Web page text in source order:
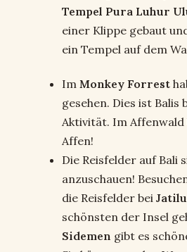
Tempel Pura Luhur
einer Klippe gebaut
ein Tempel auf dem
Im Monkey Forrest
gesehen. Dies ist Balis
Aktivität. Im Affenwald
Affen!
Die Reisfelder auf Bali
anzuschauen!
die Reisfelder bei
schönsten der Insel
Sidemen gibt es